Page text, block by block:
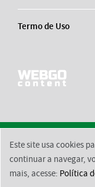
Termo de Uso
Contato
Equipe
Sobre a
Este site usa cookies
continuar a navegar,
mais, acesse: Política